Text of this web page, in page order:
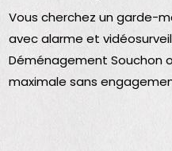
Vous cherchez un garde-
avec alarme et
Déménagement Souchon
maximale sans